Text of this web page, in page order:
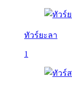
ทัวร์ยะลา
1